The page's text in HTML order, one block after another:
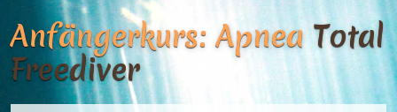
Anfängerkurs: ApneaTotal
Freediver